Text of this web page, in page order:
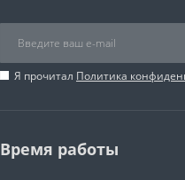
Я прочитал Политика
Время работы